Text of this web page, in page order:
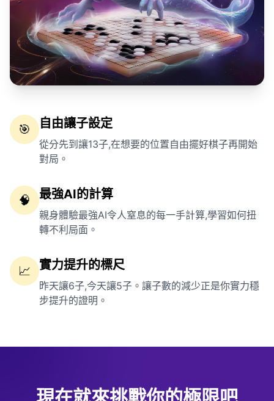
🎯 自由讓子設定
從分先到讓13子,在想要的位置自由擺好棋子再開始
對局。
🧠 最強AI的計算
親身體驗最強AI令人窒息的每一手計算,學習如何扭
轉不利局面。
📈 實力提升的標尺
昨天讓6子,今天讓5子。讓子數的減少正是你實力穩
步提升的證明。